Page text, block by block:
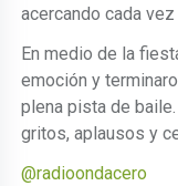
acercando cada vez
En medio de la
emoción y
plena pista de
gritos, aplausos y
@radioondacero